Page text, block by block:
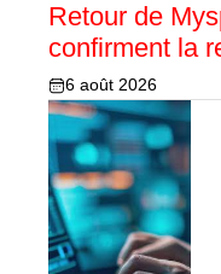
Retour de
confirment la
6 août 2026